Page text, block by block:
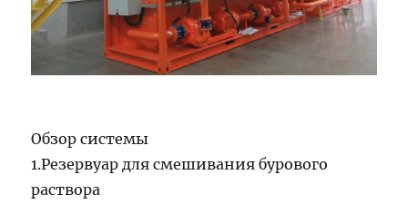
Обзор системы
1.Резервуар для смешивания бурового
раствора